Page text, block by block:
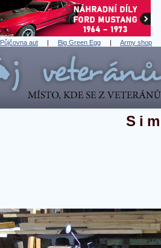
Půjčovna aut | Big Green Egg | Army shop